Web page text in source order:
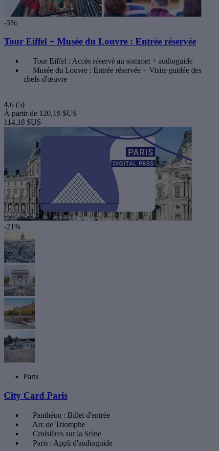
-5%
Tour Eiffel + Musée du Louvre : Entrée réservée
Tour Eiffel : Accès réservé au sommet + audioguide
Musée du Louvre : Entrée réservée + Visite guidée des
chefs-d'œuvre
4,6 (5)
À partir de 120,19 $US
114,18 $US
-21%
Paris
City Card Paris
Panthéon : Billet d'entrée
Arc de Triomphe
Croisières sur la Seine
Paris : Appli d'audioguide